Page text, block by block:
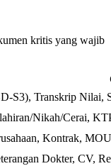
kritis yang wajib
S3), Transkrip Nilai,
Nikah/Cerai,
Kontrak,
Dokter, CV,